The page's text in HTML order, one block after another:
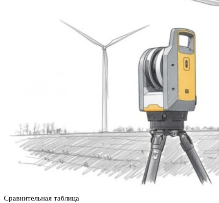
Сравнительная таблица